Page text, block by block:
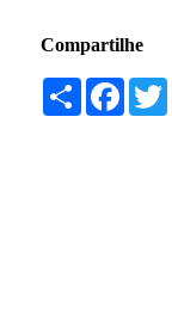
Compartilhe